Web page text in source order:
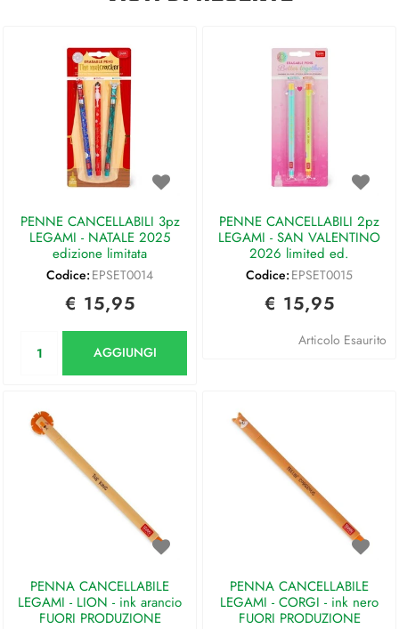
PENNE CANCELLABILI 3pz
LEGAMI - NATALE 2025
edizione limitata
Codice: EPSET0014
€ 15,95
AGGIUNGI
PENNE CANCELLABILI 2pz
LEGAMI - SAN VALENTINO
2026 limited ed.
Codice: EPSET0015
€ 15,95
Articolo Esaurito
PENNA CANCELLABILE
LEGAMI - LION - ink arancio
FUORI PRODUZIONE
PENNA CANCELLABILE
LEGAMI - CORGI - ink nero
FUORI PRODUZIONE